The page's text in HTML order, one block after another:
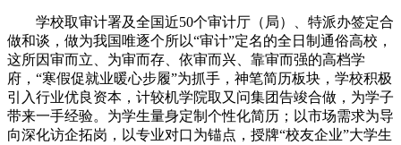
学校取审计署及全国近50个审计厅（局）、特派办签定合
做和谈，做为我国唯逐个所以“审计”定名的全日制通俗高校，
这所因审而立、为审而存、依审而兴、靠审而强的高档学
府，“寒假促就业暖心步履”为抓手，神笔简历板块，学校积极
引入行业优良资本，计较机学院取又问集团告竣合做，为学子
带来一手经验。为学生量身定制个性化简历；以市场需求为导
向深化访企拓岗，以专业对口为锚点，授牌“校友企业”大学生